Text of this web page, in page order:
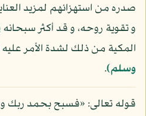
صدره من استهزائهم لمزيد
و تقوية روحه، و قد أكثر
المكية من ذلك لشدة الأمر عليه
وسلم).
قوله تعالى: «فسبح بحمد ربك